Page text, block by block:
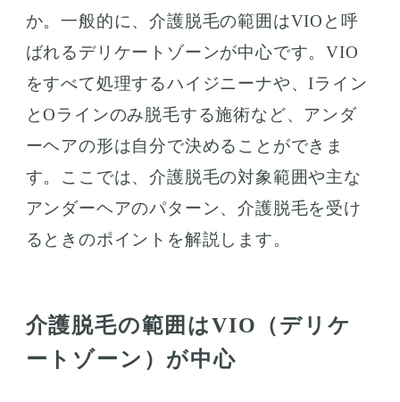
か。一般的に、介護脱毛の範囲はVIOと呼
ばれるデリケートゾーンが中心です。VIO
をすべて処理するハイジニーナや、Iライン
とOラインのみ脱毛する施術など、アンダ
ーヘアの形は自分で決めることができま
す。ここでは、介護脱毛の対象範囲や主な
アンダーヘアのパターン、介護脱毛を受け
るときのポイントを解説します。
介護脱毛の範囲はVIO（デリケ
ートゾーン）が中心